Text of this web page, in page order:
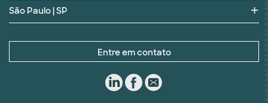
São Paulo | SP
Entre em contato